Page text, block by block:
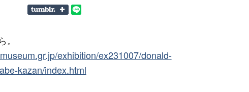
exhibition/ex231007/donald-
kazan/index.html